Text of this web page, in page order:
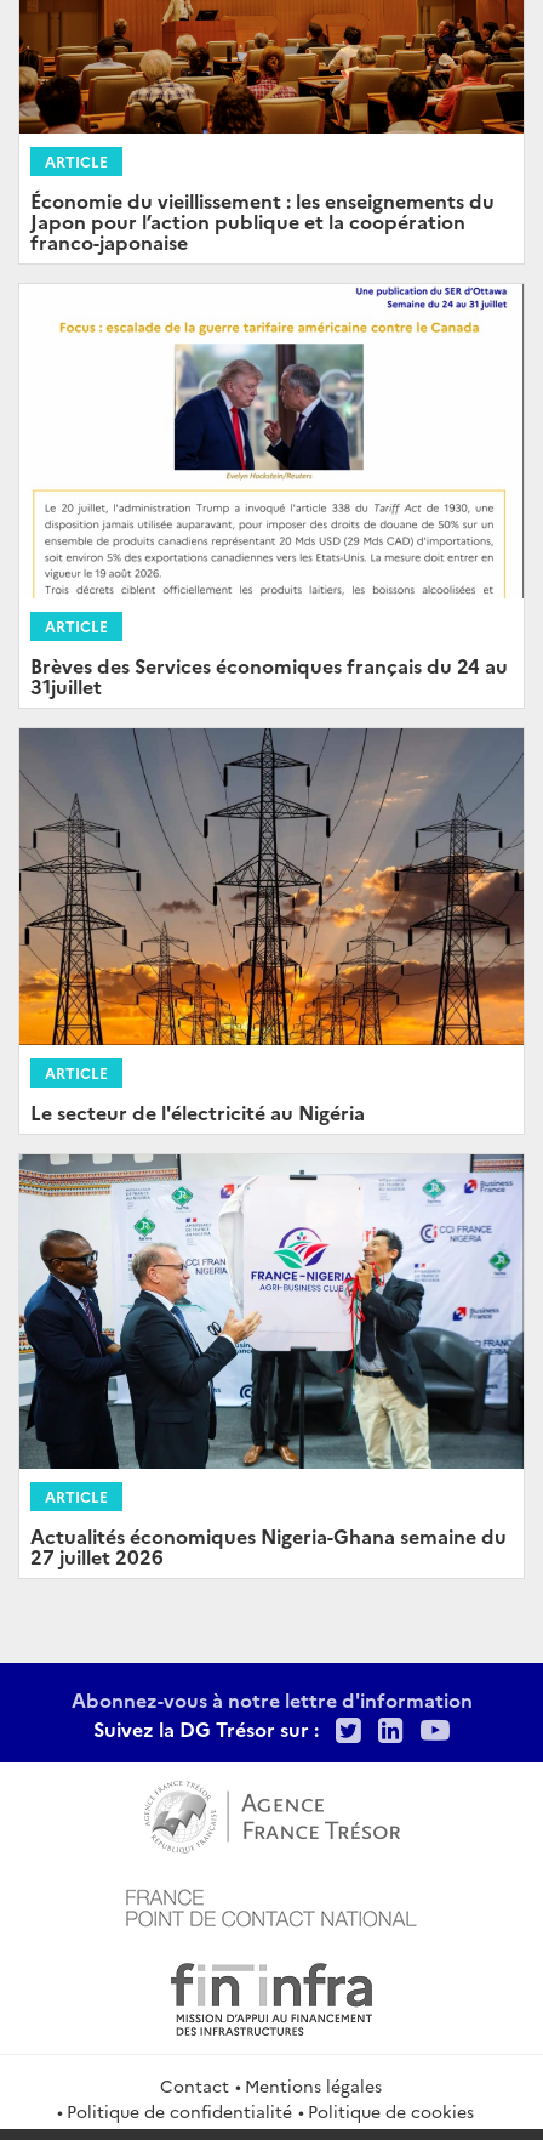
ARTICLE
Économie du vieillissement : les enseignements du
Japon pour l’action publique et la coopération
franco-japonaise
ARTICLE
Brèves des Services économiques français du 24 au
31juillet
ARTICLE
Le secteur de l'électricité au Nigéria
ARTICLE
Actualités économiques Nigeria-Ghana semaine du
27 juillet 2026
Abonnez-vous à notre lettre d'information
Suivez la DG Trésor sur :
TwitterLinkedIn
Contact
Mentions légales
Politique de confidentialité
Politique de cookies